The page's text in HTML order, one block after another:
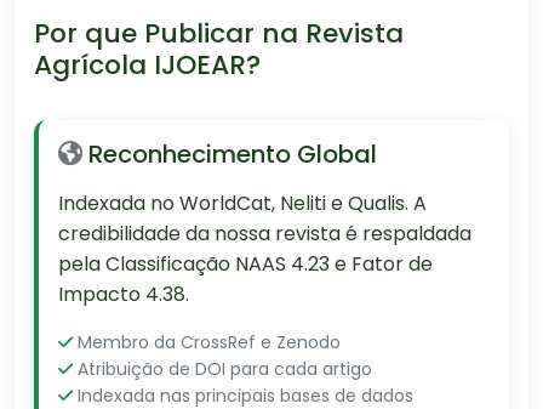
Por que Publicar na Revista
Agrícola IJOEAR?
Reconhecimento Global
Indexada no WorldCat, Neliti e Qualis. A
credibilidade da nossa revista é respaldada
pela Classificação NAAS 4.23 e Fator de
Impacto 4.38.
Membro da CrossRef e Zenodo
Atribuição de DOI para cada artigo
Indexada nas principais bases de dados